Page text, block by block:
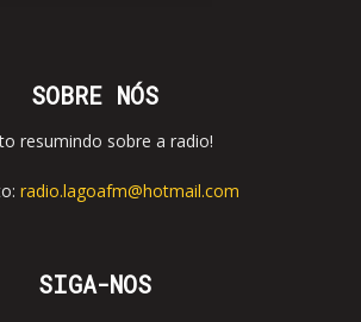
SOBRE NÓS
resumindo sobre a radio!
radio.lagoafm@hotmail.com
SIGA-NOS